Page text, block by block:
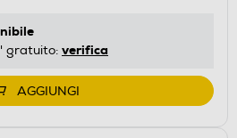
gratuito: verifica
AGGIUNGI